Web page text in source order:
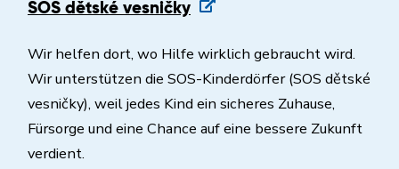
SOS dětské vesničky
Wir helfen dort, wo Hilfe wirklich gebraucht wird.
Wir unterstützen die SOS-Kinderdörfer (SOS dětské
vesničky), weil jedes Kind ein sicheres Zuhause,
Fürsorge und eine Chance auf eine bessere Zukunft
verdient.